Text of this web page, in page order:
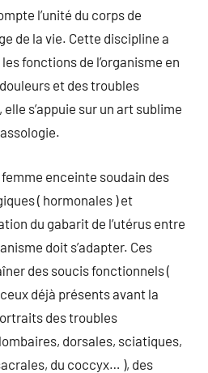
l’unité du corps de
de la vie. Cette discipline a
fonctions de l’organisme en
et des troubles
s’appuie sur un art sublime
enceinte soudain des
( hormonales ) et
du gabarit de l’utérus entre
doit s’adapter. Ces
des soucis fonctionnels (
déjà présents avant la
des troubles
dorsales, sciatiques,
du coccyx… ), des